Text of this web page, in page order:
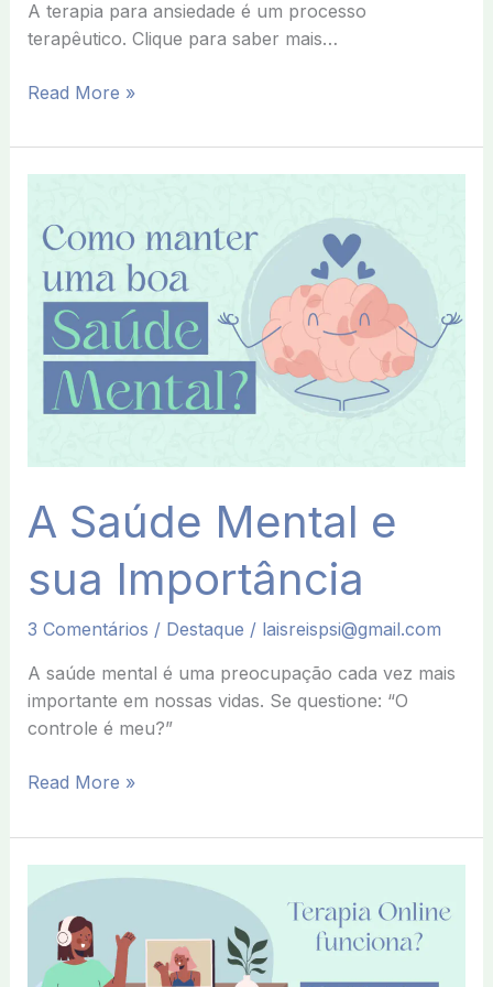
A terapia para ansiedade é um processo
terapêutico. Clique para saber mais…
Read More »
A Saúde Mental e
sua Importância
3 Comentários / Destaque / laisreispsi@gmail.com
A saúde mental é uma preocupação cada vez mais
importante em nossas vidas. Se questione: “O
controle é meu?”
Mental
sua
Importância
Read More »
Terapia
Online
funciona?